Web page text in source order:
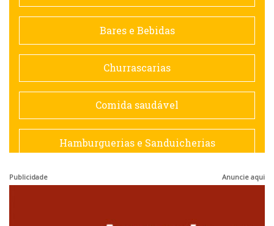
Contemporânea
Doceria
Espanhola
Francesa
Bares e Bebidas
Churrascarias
Comida saudável
Hamburguerias e Sanduicherias
Publicidade Anuncie aqui